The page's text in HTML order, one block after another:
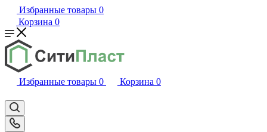
Избранные товары 0
Корзина 0
Избранные товары 0 Корзина 0